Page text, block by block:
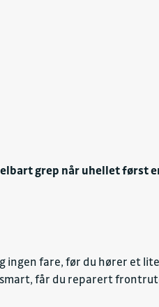
grep når uhellet først
ingen fare, før du hører et
får du reparert